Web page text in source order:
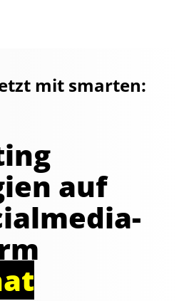
mit smarten:
auf